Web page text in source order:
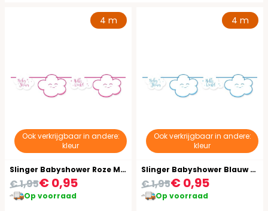
Ook verkrijgbaar in andere:
kleur
4 m
Slinger Babyshower Roze Meisje 4 Meter
€ 0,95
€ 1,95
Op voorraad
Ook verkrijgbaar in andere:
kleur
4 m
Slinger Babyshower Blauw Jongen 4 Meter
€ 0,95
€ 1,95
Op voorraad